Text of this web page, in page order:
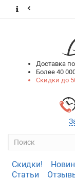
Доставка
Более 40
Скидки до
Скидки!
Статьи